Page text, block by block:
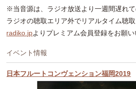
※当音源は、ラジオ放送より一週間遅れ
ラジオの聴取エリア外でリアルタイム聴取
radiko.jpよりプレミアム会員登録をお願い
イベント情報
日本フルートコンヴェンション福岡2019